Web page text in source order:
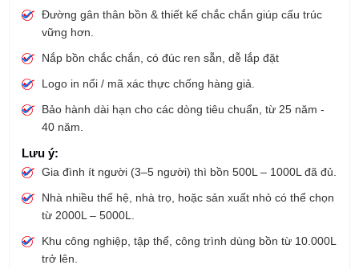
Đường gân thân bồn & thiết kế chắc chắn giúp cấu trúc
vững hơn.
Nắp bồn chắc chắn, có đúc ren sẵn, dễ lắp đặt
Logo in nổi / mã xác thực chống hàng giả.
Bảo hành dài hạn cho các dòng tiêu chuẩn, từ 25 năm -
40 năm.
Lưu ý:
Gia đình ít người (3–5 người) thì bồn 500L – 1000L đã đủ.
Nhà nhiều thế hệ, nhà trọ, hoặc sản xuất nhỏ có thể chọn
từ 2000L – 5000L.
Khu công nghiệp, tập thể, công trình dùng bồn từ 10.000L
trở lên.